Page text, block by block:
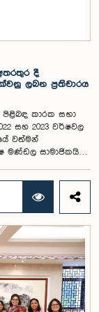
දී
ලබන ප්‍රතිචාරය
පිළිබඳ කාරක සභා
සහ 2023 වර්ෂවල
වත්මන්
මණ්ඩල සාමාජිකයින්
යුතු වන
සැරසී
කරන ලදී.
හා
අවසරයකින් තොරව
සභාව විසින් සඳහන්
කාරක සභාවේ
අනුව,
දෙදෙනා 2026